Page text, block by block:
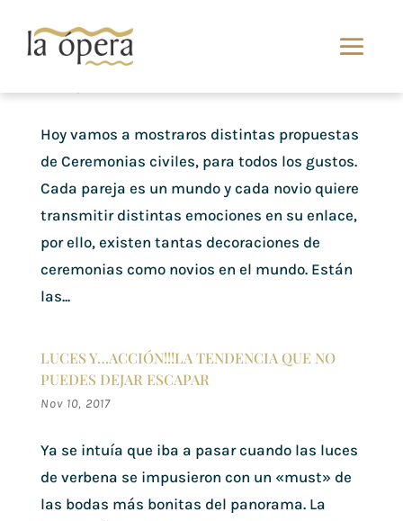
INSPIRACIÓN CEREMONIAS CIVILES
Hoy vamos a mostraros distintas propuestas
de Ceremonias civiles, para todos los gustos.
Cada pareja es un mundo y cada novio quiere
transmitir distintas emociones en su enlace,
por ello, existen tantas decoraciones de
ceremonias como novios en el mundo. Están
las...
LUCES Y…ACCIÓN!!!LA TENDENCIA QUE NO
PUEDES DEJAR ESCAPAR
Nov 10, 2017
Ya se intuía que iba a pasar cuando las luces
de verbena se impusieron con un «must» de
las bodas más bonitas del panorama. La